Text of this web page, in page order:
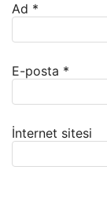
Ad *
E-posta *
İnternet sitesi